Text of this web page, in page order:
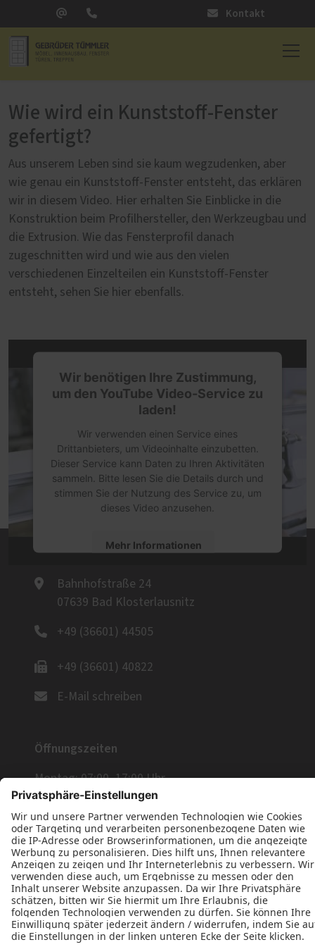
Kontakt
Wie wird ein Kunststoff-Fenster
gefertigt?
Aus unserem Leben sind sie kaum wegzudenken, aber
wie genau ein Kunststoff-Fenster entsteht, das erklären
wir in diesem Video. Hier erhalten Sie Einblicke in die
Konstruktion beim Profilhersteller, den Werkzeugbau und
die Extrusion. Wie das Fensterprofil danach
zugeschnitten wird und wie aus den vielen
verschiedenen Einzelteilen ein Kunststoff-Fenster
entsteht, sehen Sie hier ebenfalls.
Wir benötigen Ihre Zustimmung,
um den YouTube Video-Service zu
laden!
Wir verwenden einen Service eines
Drittanbieters, um Videoinhalte einzubetten.
Dieser Service kann Daten zu Ihren Aktivitäten
sammeln. Bitte lesen Sie die Details durch und
stimmen Sie der Nutzung des Service zu, um
dieses Video anzusehen.
Mehr Informationen
Akzeptieren
powered byUsercentrics Consent
Tischlerei Günter und Bernd Tümmler GbR
Bahnhofstraße 24
07639 Bad Klosterlausnitz
+49 (36601) 44505
+49 (36601) 40822
E-Mail schreiben
Öffnungszeiten
Montag: 07:00–17:00 Uhr
Dienstag: 07:00–17:00 Uhr
Mittwoch: 07:00–17:00 Uhr
Donnerstag: 07:00–17:00 Uhr
Freitag: 07:00–15:00 Uhr